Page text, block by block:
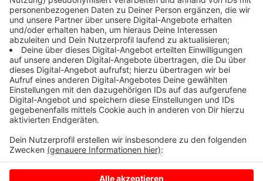
gesunken. Andere Ursachen sind häufiger, unter
anderem Vorfahrtsfehler oder Fehler beim Abbiegen.
Anzeige
Anzeige